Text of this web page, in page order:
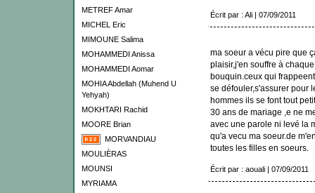
METREF Amar
MICHEL Eric
MIMOUNE Salima
MOHAMMEDI Anissa
MOHAMMEDI Aomar
MOHIA Abdellah (Muhend U
Yehyah)
MOKHTARI Rachid
MOORE Brian
MORVANDIAU
MOULIÈRAS
MOUNSI
MYRIAMA
Écrit par : Ali | 07/09/2011
ma soeur a vécu pire que
plaisir,j'en souffre à
bouquin.ceux qui
se défouler,s'assurer pour
hommes ils se font tout
30 ans de mariage ,e ne
avec une parole ni levé la
qu'a vecu ma soeur.de
toutes les filles en soeurs.
Écrit par : aouali | 07/09/2011